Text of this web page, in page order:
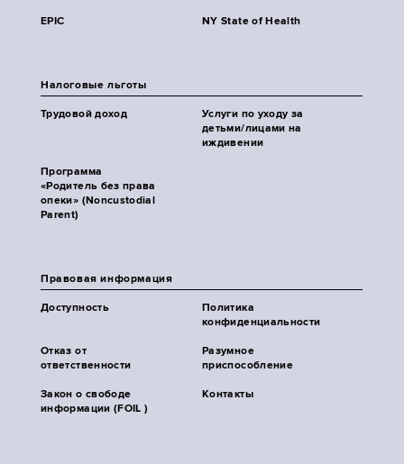
EPIC NY State of Health
Налоговые льготы
Трудовой доход
Услуги по уходу за
детьми/лицами на
иждивении
Программа
«Родитель без права
опеки» (Noncustodial
Parent)
Правовая информация
Доступность
Политика
конфиденциальности
Отказ от
ответственности
Разумное
приспособление
Закон о свободе
информации (FOIL )
Контакты